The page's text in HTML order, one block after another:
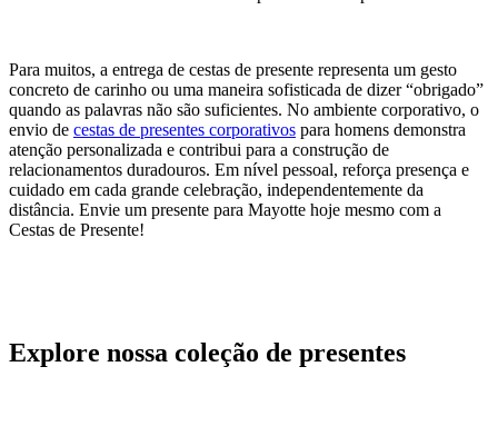
Para muitos, a entrega de cestas de presente representa um gesto
concreto de carinho ou uma maneira sofisticada de dizer “obrigado”
quando as palavras não são suficientes. No ambiente corporativo, o
envio de cestas de presentes corporativos para homens demonstra
atenção personalizada e contribui para a construção de
relacionamentos duradouros. Em nível pessoal, reforça presença e
cuidado em cada grande celebração, independentemente da
distância. Envie um presente para Mayotte hoje mesmo com a
Cestas de Presente!
Explore nossa coleção de presentes